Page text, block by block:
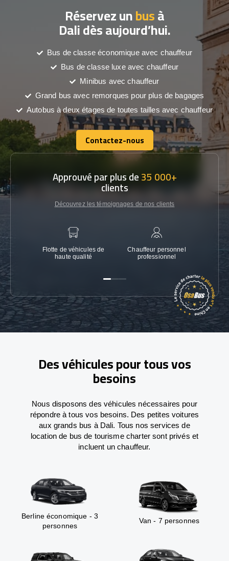
Réservez unbusà
Dali dès aujourd’hui.
Bus de classe économique avec chauffeur
Bus de classe luxe avec chauffeur
Minibus avec chauffeur
Grand bus avec remorques pour plus de bagages
Autobus à deux étages de toutes tailles avec chauffeur
Contactez-nous
Contactez-nous
Approuvé par plus de35 000+
clients
Découvrez les témoignages de nos clients
Flotte de véhicules de
haute qualité
Chauffeur personnel
professionnel
Des véhicules pour tous vos
besoins
Nous disposons des véhicules nécessaires pour
répondre à tous vos besoins. Des petites voitures
aux grands bus à Dali. Tous nos services de
location de bus de tourisme charter sont privés et
incluent un chauffeur.
Berline économique - 3
personnes
Van - 7 personnes